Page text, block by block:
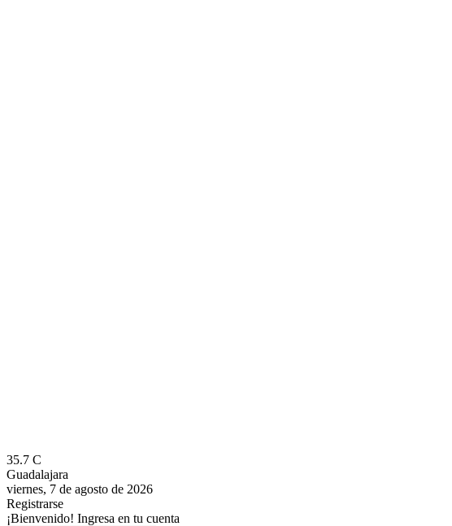
35.7 C
Guadalajara
viernes, 7 de agosto de 2026
Registrarse
¡Bienvenido! Ingresa en tu cuenta